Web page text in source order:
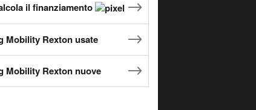
il finanziamento
Mobility Rexton usate
Mobility Rexton nuove